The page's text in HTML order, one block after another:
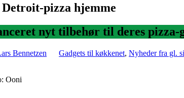
pizza hjemme
nyt tilbehør til deres
Bennetzen Gadgets til køkkenet, Nyheder fra gl.
Ooni